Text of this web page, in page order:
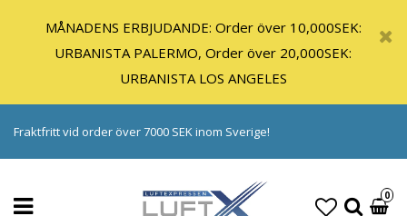
MÅNADENS ERBJUDANDE: Order över 10,000SEK:
URBANISTA PALERMO, Order över 20,000SEK:
URBANISTA LOS ANGELES
Fraktfritt vid order över 7000 SEK inom Sverige!
0